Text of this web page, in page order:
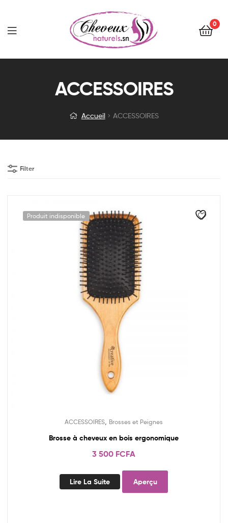
0
Menu
ACCESSOIRES
Accueil ACCESSOIRES
Filter
Produit indisponible
ACCESSOIRES Brosses et Peignes
Brosse à cheveux en bois ergonomique
3 500 FCFA
Lire La Suite Aperçu